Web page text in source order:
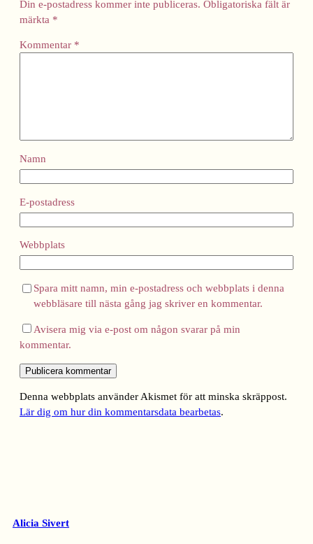
Din e-postadress kommer inte publiceras. Obligatoriska fält är
märkta *
Kommentar *
Namn
E-postadress
Webbplats
Spara mitt namn, min e-postadress och webbplats i denna
webbläsare till nästa gång jag skriver en kommentar.
Avisera mig via e-post om någon svarar på min
kommentar.
Denna webbplats använder Akismet för att minska skräppost.
Lär dig om hur din kommentarsdata bearbetas.
Alicia Sivert